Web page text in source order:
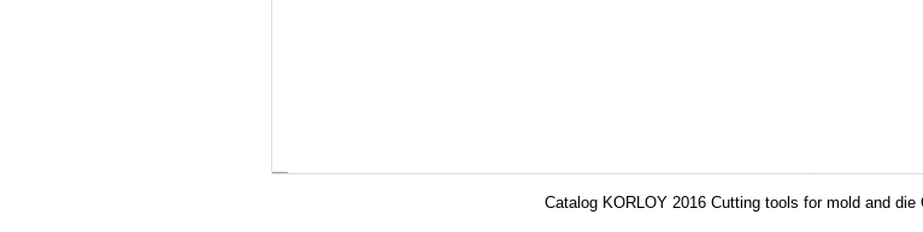
Catalog KORLOY 2016 Cutting tools for mold and die